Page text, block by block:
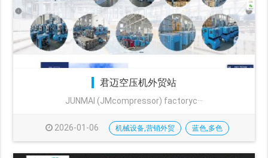
君迈空压机外贸站
JUNMAI (JMcompressor) factoryc···
2026-01-06 机械设备,营销外贸 蓝色,多色